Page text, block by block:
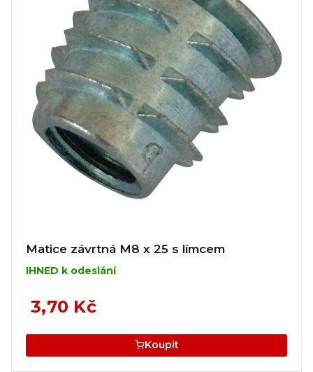
Matice závrtná M8 x 25 s límcem
IHNED k odeslání
3,70 Kč
Koupit